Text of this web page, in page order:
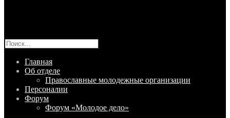
Главная
Об отделе
Православные молодежные организации
Персоналии
Форум
Форум «Молодое дело»